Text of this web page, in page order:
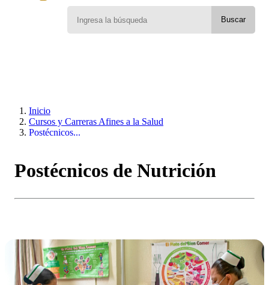
Inicio
Cursos y Carreras Afines a la Salud
Postécnicos...
Postécnicos de Nutrición